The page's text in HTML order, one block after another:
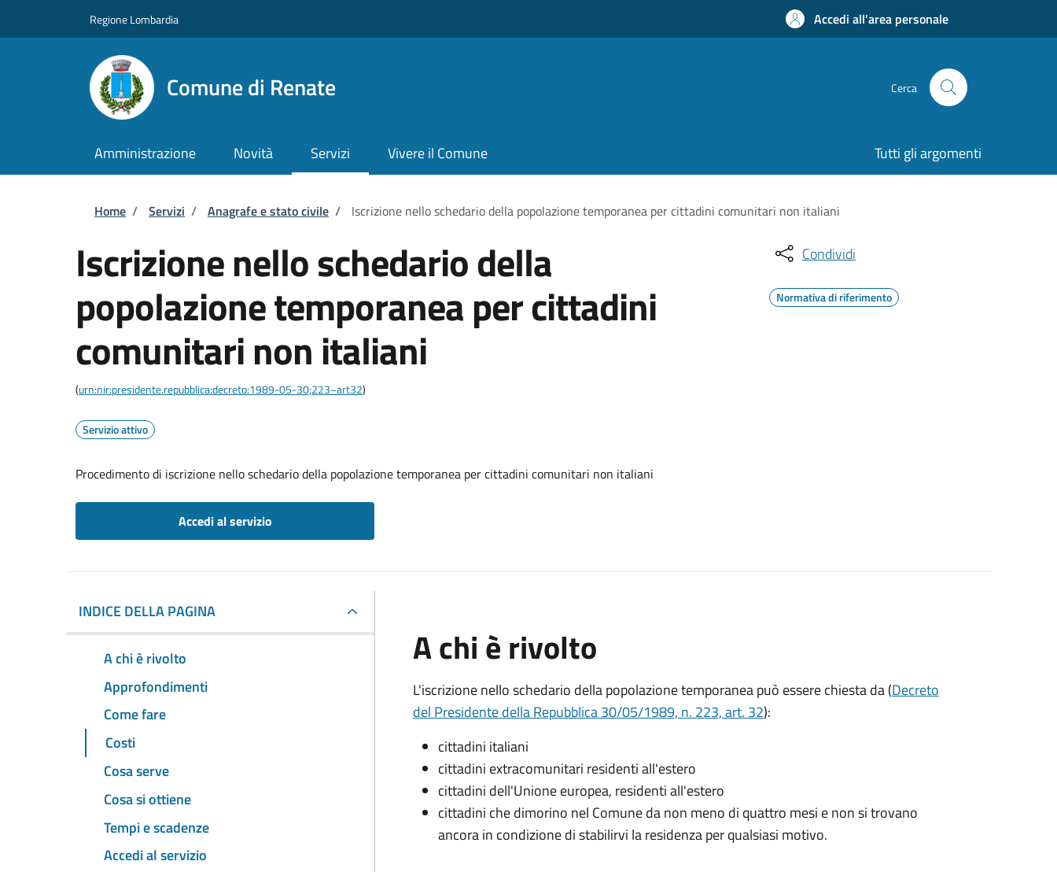
Regione Lombardia Accedi all'area personale
Comune di Renate Cerca
Amministrazione Novità Servizi Vivere il Comune Tutti gli argomenti
Briciole di pane
Home / Servizi / Anagrafe e stato civile / Iscrizione nello schedario della popolazione temporanea per cittadini comunitari non italiani
Iscrizione nello schedario della
popolazione temporanea per cittadini
comunitari non italiani
(urn:nir:presidente.repubblica:decreto:1989-05-30;223~art32)
Servizio attivo
Procedimento di iscrizione nello schedario della popolazione temporanea per cittadini comunitari non italiani
Accedi al servizio
Condividi
Normativa di riferimento
INDICE DELLA PAGINA
A chi è rivolto
Approfondimenti
Come fare
Costi
Cosa serve
Cosa si ottiene
Tempi e scadenze
Accedi al servizio
A chi è rivolto
L'iscrizione nello schedario della popolazione temporanea può essere chiesta da (Decreto
del Presidente della Repubblica 30/05/1989, n. 223, art. 32):
cittadini italiani
cittadini extracomunitari residenti all'estero
cittadini dell'Unione europea, residenti all'estero
cittadini che dimorino nel Comune da non meno di quattro mesi e non si trovano
ancora in condizione di stabilirvi la residenza per qualsiasi motivo.